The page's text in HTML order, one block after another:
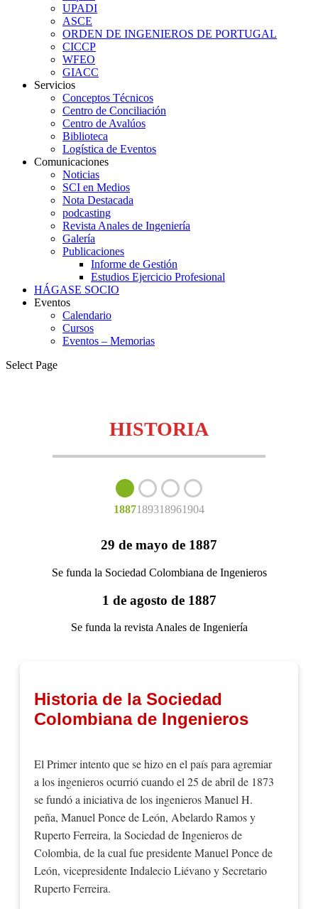
UPADI
ASCE
ORDEN DE INGENIEROS DE PORTUGAL
CICCP
WFEO
GIACC
Servicios
Conceptos Técnicos
Centro de Conciliación
Centro de Avalúos
Biblioteca
Logística de Eventos
Comunicaciones
Noticias
SCI en Medios
Nota Destacada
podcasting
Revista Anales de Ingeniería
Galería
Publicaciones
Informe de Gestión
Estudios Ejercicio Profesional
HÁGASE SOCIO
Eventos
Calendario
Cursos
Eventos – Memorias
Select Page
HISTORIA
1887189318961904
29 de mayo de 1887
Se funda la Sociedad Colombiana de Ingenieros
1 de agosto de 1887
Se funda la revista Anales de Ingeniería
Historia de la Sociedad
Colombiana de Ingenieros
El Primer intento que se hizo en el país para agremiar
a los ingenieros ocurrió cuando el 25 de abril de 1873
se fundó a iniciativa de los ingenieros Manuel H.
peña, Manuel Ponce de León, Abelardo Ramos y
Ruperto Ferreira, la Sociedad de Ingenieros de
Colombia, de la cual fue presidente Manuel Ponce de
León, vicepresidente Indalecio Liévano y Secretario
Ruperto Ferreira.